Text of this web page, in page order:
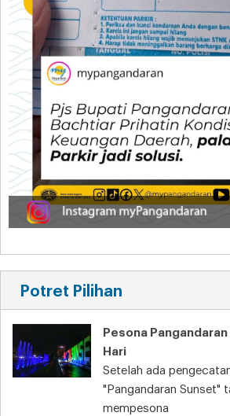
Potret Pilihan
Pesona
Hari
Setelah ada
"Pangandaran Sunset"
mempesona